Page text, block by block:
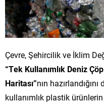
Çevre, Şehircilik ve İklim
“Tek Kullanımlık Deniz
Haritası”nın
kullanımlık plastik